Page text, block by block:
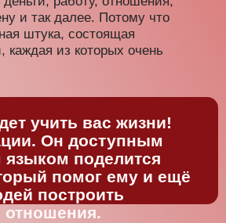
вещи: семья,
в этом варимся,
умные книжки.
людьми!
до нас, вся мудрость